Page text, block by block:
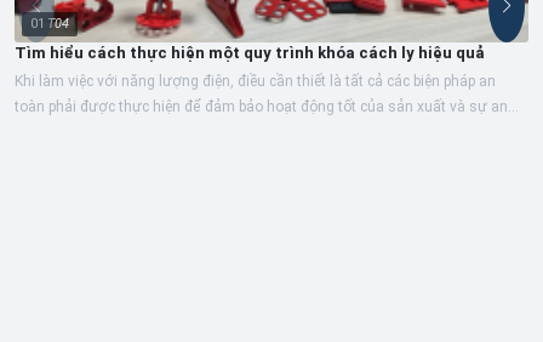
01 T04
Tìm hiểu cách thực hiện một quy trình khóa cách ly hiệu quả
Khi làm việc với năng lượng điện, điều cần thiết là tất cả các biện pháp an
toàn phải được thực hiện để đảm bảo hoạt động tốt của sản xuất và sự an...